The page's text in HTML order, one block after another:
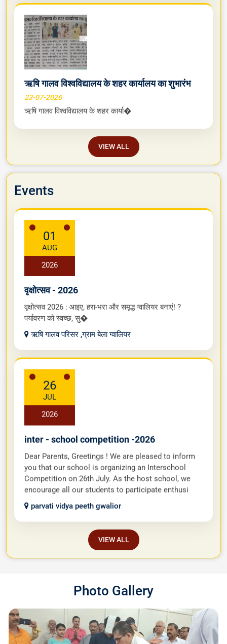
ऋषि गालव विश्वविद्यालय के शहर कार्यालय का शुभारंभ
23-07-2026
ऋषि गालव विश्वविद्यालय के शहर कार्या�
VIEW ALL
Events
01
AUG
2026
वृक्षोत्सव - 2026
वृक्षोत्सव 2026 : आइए, हरा-भरा और समृद्ध ग्वालियर बनाएं! ?
पर्यावरण को स्वच्छ, सु�
ऋषि गालव परिसर ,ग्राम बेला ग्वालियर
26
JUL
2026
inter - school competition -2026
Dear Parents, Greetings ! We are pleased to inform
you that our school is organizing an Interschool
Competition on 26th July. As the host school, we
encourage all our students to participate enthusi
parvati vidya peeth gwalior
VIEW ALL
Photo Gallery